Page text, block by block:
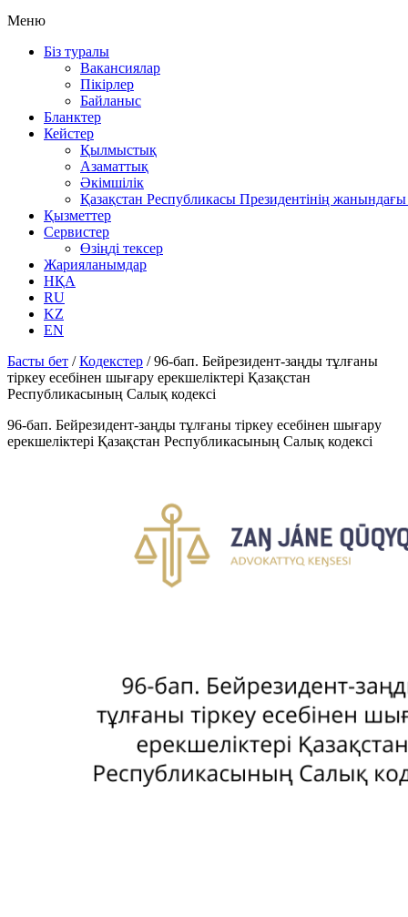
Меню
Біз туралы
Вакансиялар
Пікірлер
Байланыс
Бланктер
Кейстер
Қылмыстық
Азаматтық
Әкімшілік
Қазақстан Республикасы Президентінің
Қызметтер
Сервистер
Өзіңді тексер
Жарияланымдар
НҚА
RU
KZ
EN
Басты бет /Кодекстер /96-бап. Бейрезидент-заңды тұлғаны
тіркеу есебінен шығару ерекшеліктері Қазақстан
Республикасының Салық кодексі
96-бап. Бейрезидент-заңды тұлғаны тіркеу есебінен шығару
ерекшеліктері Қазақстан Республикасының Салық кодексі